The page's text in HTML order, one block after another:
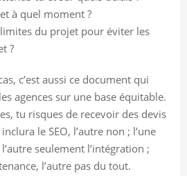
à quel moment ?
du projet pour éviter les
?
c’est aussi ce document qui
agences sur une base équitable.
tu risques de recevoir des devis
le SEO, l’autre non ; l’une
seulement l’intégration ;
l’autre pas du tout.